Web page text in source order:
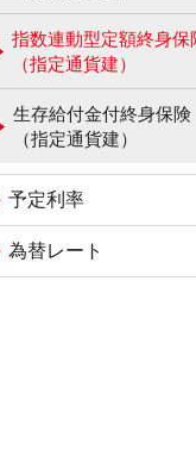
指数連動型定額終身保
（指定通貨建）
生存給付金付終身保険
（指定通貨建）
予定利率
為替レート